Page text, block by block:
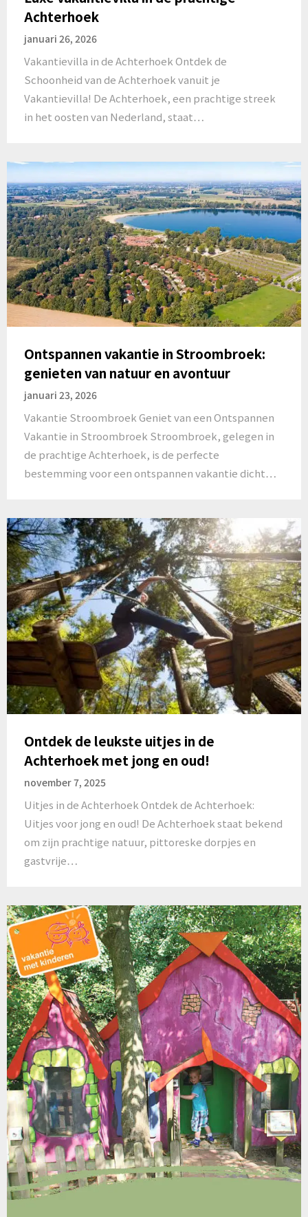
Achterhoek
januari 26, 2026
Vakantievilla in de Achterhoek Ontdek de
Schoonheid van de Achterhoek vanuit je
Vakantievilla! De Achterhoek, een prachtige streek
in het oosten van Nederland, staat…
Ontspannen vakantie in Stroombroek:
genieten van natuur en avontuur
januari 23, 2026
Vakantie Stroombroek Geniet van een Ontspannen
Vakantie in Stroombroek Stroombroek, gelegen in
de prachtige Achterhoek, is de perfecte
bestemming voor een ontspannen vakantie dicht…
Ontdek de leukste uitjes in de
Achterhoek met jong en oud!
november 7, 2025
Uitjes in de Achterhoek Ontdek de Achterhoek:
Uitjes voor jong en oud! De Achterhoek staat bekend
om zijn prachtige natuur, pittoreske dorpjes en
gastvrije…